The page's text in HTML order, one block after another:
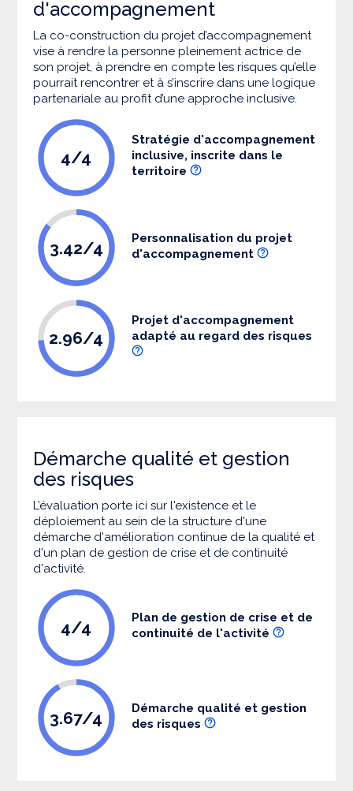
d'accompagnement
La co-construction du projet d’accompagnement
vise à rendre la personne pleinement actrice de
son projet, à prendre en compte les risques qu’elle
pourrait rencontrer et à s’inscrire dans une logique
partenariale au profit d’une approche inclusive.
4/4
Stratégie d'accompagnement
inclusive, inscrite dans le
territoire
3.42/4
Personnalisation du projet
d'accompagnement
2.96/4
Projet d'accompagnement
adapté au regard des risques
Démarche qualité et gestion
des risques
L’évaluation porte ici sur l'existence et le
déploiement au sein de la structure d'une
démarche d'amélioration continue de la qualité et
d'un plan de gestion de crise et de continuité
d'activité.
4/4
Plan de gestion de crise et de
continuité de l'activité
3.67/4
Démarche qualité et gestion
des risques